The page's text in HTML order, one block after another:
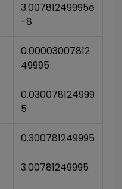
3.00781249995e
-8
0.00003007812
49995
0.030078124999
5
0.300781249995
3.00781249995